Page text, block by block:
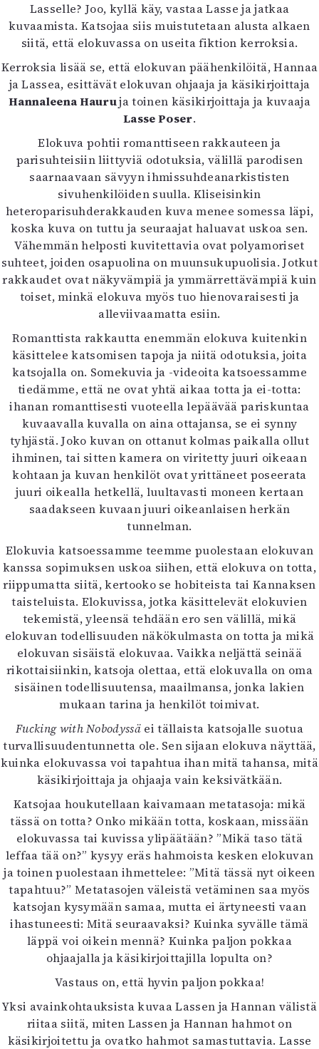
Lasselle? Joo, kyllä käy, vastaa Lasse ja jatkaa
kuvaamista. Katsojaa siis muistutetaan alusta alkaen
siitä, että elokuvassa on useita fiktion kerroksia.
Kerroksia lisää se, että elokuvan päähenkilöitä, Hannaa
ja Lassea, esittävät elokuvan ohjaaja ja käsikirjoittaja
Hannaleena Hauruja toinen käsikirjoittaja ja kuvaaja
Lasse Poser.
Elokuva pohtii romanttiseen rakkauteen ja
parisuhteisiin liittyviä odotuksia, välillä parodisen
saarnaavaan sävyyn ihmissuhdeanarkististen
sivuhenkilöiden suulla. Kliseisinkin
heteroparisuhderakkauden kuva menee somessa läpi,
koska kuva on tuttu ja seuraajat haluavat uskoa sen.
Vähemmän helposti kuvitettavia ovat polyamoriset
suhteet, joiden osapuolina on muunsukupuolisia. Jotkut
rakkaudet ovat näkyvämpiä ja ymmärrettävämpiä kuin
toiset, minkä elokuva myös tuo hienovaraisesti ja
alleviivaamatta esiin.
Romanttista rakkautta enemmän elokuva kuitenkin
käsittelee katsomisen tapoja ja niitä odotuksia, joita
katsojalla on. Somekuvia ja -videoita katsoessamme
tiedämme, että ne ovat yhtä aikaa totta ja ei-totta:
ihanan romanttisesti vuoteella lepäävää pariskuntaa
kuvaavalla kuvalla on aina ottajansa, se ei synny
tyhjästä. Joko kuvan on ottanut kolmas paikalla ollut
ihminen, tai sitten kamera on viritetty juuri oikeaan
kohtaan ja kuvan henkilöt ovat yrittäneet poseerata
juuri oikealla hetkellä, luultavasti moneen kertaan
saadakseen kuvaan juuri oikeanlaisen herkän
tunnelman.
Elokuvia katsoessamme teemme puolestaan elokuvan
kanssa sopimuksen uskoa siihen, että elokuva on totta,
riippumatta siitä, kertooko se hobiteista tai Kannaksen
taisteluista. Elokuvissa, jotka käsittelevät elokuvien
tekemistä, yleensä tehdään ero sen välillä, mikä
elokuvan todellisuuden näkökulmasta on totta ja mikä
elokuvan sisäistä elokuvaa. Vaikka neljättä seinää
rikottaisiinkin, katsoja olettaa, että elokuvalla on oma
sisäinen todellisuutensa, maailmansa, jonka lakien
mukaan tarina ja henkilöt toimivat.
Fucking with Nobodyssä ei tällaista katsojalle suotua
turvallisuudentunnetta ole. Sen sijaan elokuva näyttää,
kuinka elokuvassa voi tapahtua ihan mitä tahansa, mitä
käsikirjoittaja ja ohjaaja vain keksivätkään.
Katsojaa houkutellaan kaivamaan metatasoja: mikä
tässä on totta? Onko mikään totta, koskaan, missään
elokuvassa tai kuvissa ylipäätään? ”Mikä taso tätä
leffaa tää on?” kysyy eräs hahmoista kesken elokuvan
ja toinen puolestaan ihmettelee: ”Mitä tässä nyt oikeen
tapahtuu?” Metatasojen väleistä vetäminen saa myös
katsojan kysymään samaa, mutta ei ärtyneesti vaan
ihastuneesti: Mitä seuraavaksi? Kuinka syvälle tämä
läppä voi oikein mennä? Kuinka paljon pokkaa
ohjaajalla ja käsikirjoittajilla lopulta on?
Vastaus on, että hyvin paljon pokkaa!
Yksi avainkohtauksista kuvaa Lassen ja Hannan välistä
riitaa siitä, miten Lassen ja Hannan hahmot on
käsikirjoitettu ja ovatko hahmot samastuttavia. Lasse